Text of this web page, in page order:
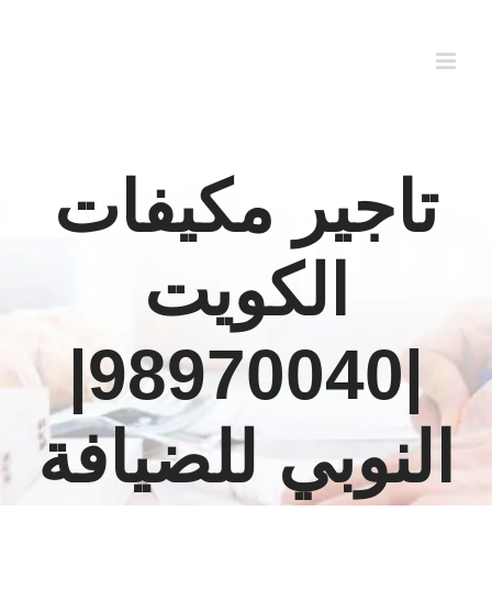
تاجير مكيفات
الكويت
|98970040|
النوبي للضيافة